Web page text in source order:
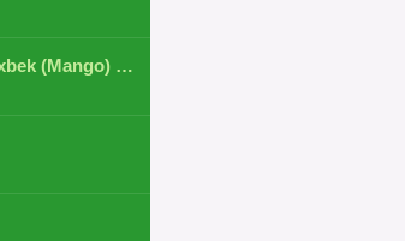
Sahro ft. Farruxbek (Mango) ft. Shaxboz ft. Navruz and Zarba ft. DJ.JoHa